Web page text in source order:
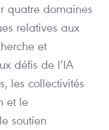
quatre domaines
relatives aux
et
défis de l’IA
les collectivités
et le
soutien